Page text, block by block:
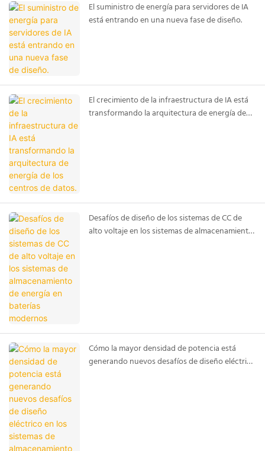
El suministro de energía para servidores de IA
está entrando en una nueva fase de diseño.
El crecimiento de la infraestructura de IA está
transformando la arquitectura de energía de
Desafíos de diseño de los sistemas de CC de
alto voltaje en los sistemas de almacenamiento
Cómo la mayor densidad de potencia está
generando nuevos desafíos de diseño eléctrico